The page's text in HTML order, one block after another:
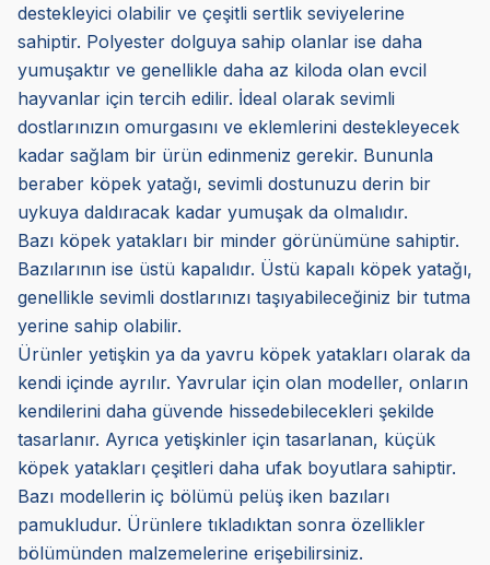
destekleyici olabilir ve çeşitli sertlik seviyelerine
sahiptir. Polyester dolguya sahip olanlar ise daha
yumuşaktır ve genellikle daha az kiloda olan evcil
hayvanlar için tercih edilir. İdeal olarak sevimli
dostlarınızın omurgasını ve eklemlerini destekleyecek
kadar sağlam bir ürün edinmeniz gerekir. Bununla
beraber köpek yatağı, sevimli dostunuzu derin bir
uykuya daldıracak kadar yumuşak da olmalıdır.
Bazı köpek yatakları bir minder görünümüne sahiptir.
Bazılarının ise üstü kapalıdır. Üstü kapalı köpek yatağı,
genellikle sevimli dostlarınızı taşıyabileceğiniz bir tutma
yerine sahip olabilir.
Ürünler yetişkin ya da yavru köpek yatakları olarak da
kendi içinde ayrılır. Yavrular için olan modeller, onların
kendilerini daha güvende hissedebilecekleri şekilde
tasarlanır. Ayrıca yetişkinler için tasarlanan, küçük
köpek yatakları çeşitleri daha ufak boyutlara sahiptir.
Bazı modellerin iç bölümü pelüş iken bazıları
pamukludur. Ürünlere tıkladıktan sonra özellikler
bölümünden malzemelerine erişebilirsiniz.